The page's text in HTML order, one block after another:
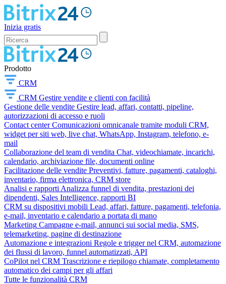
Inizia gratis
Prodotto
CRM
CRM Gestire vendite e clienti con facilità
Gestione delle vendite Gestire lead, affari, contatti, pipeline,
autorizzazioni di accesso e ruoli
Contact center Comunicazioni omnicanale tramite moduli CRM,
widget per siti web, live chat, WhatsApp, Instagram, telefono, e-
mail
Collaborazione del team di vendita Chat, videochiamate, incarichi,
calendario, archiviazione file, documenti online
Facilitazione delle vendite Preventivi, fatture, pagamenti, cataloghi,
inventario, firma elettronica, CRM store
Analisi e rapporti Analizza funnel di vendita, prestazioni dei
dipendenti, Sales Intelligence, rapporti BI
CRM su dispositivi mobili Lead, affari, fatture, pagamenti, telefonia,
e-mail, inventario e calendario a portata di mano
Marketing Campagne e-mail, annunci sui social media, SMS,
telemarketing, pagine di destinazione
Automazione e integrazioni Regole e trigger nel CRM, automazione
dei flussi di lavoro, funnel automatizzati, API
CoPilot nel CRM Trascrizione e riepilogo chiamate, completamento
automatico dei campi per gli affari
Tutte le funzionalità CRM